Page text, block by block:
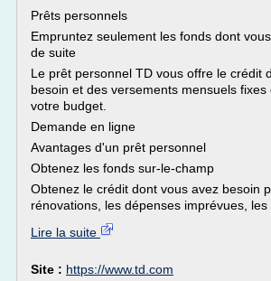
Prêts personnels
Empruntez seulement les fonds dont
de suite
Le prêt personnel TD vous offre le crédit
besoin et des versements mensuels fixes
votre budget.
Demande en ligne
Avantages d'un prêt personnel
Obtenez les fonds sur-le-champ
Obtenez le crédit dont vous avez besoin
rénovations, les dépenses imprévues, les
Lire la suite
Site : https://www.td.com